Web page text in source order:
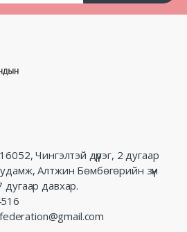
Чингэлтэй дүүрэг, 2 дугаар
Алтжин Бөмбөгөрийн зүүн
давхар.